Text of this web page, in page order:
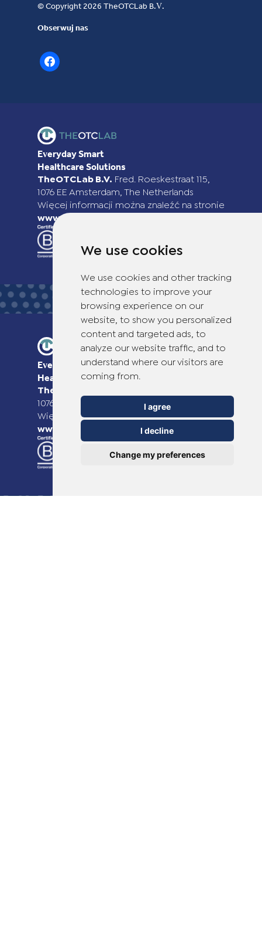
We use cookies
We use cookies and other tracking
technologies to improve your
browsing experience on our
website, to show you personalized
content and targeted ads, to
analyze our website traffic, and to
understand where our visitors are
coming from.
I agree
I decline
Change my preferences
© Copyright 2026 TheOTCLab B.V.
Obserwuj nas
facebook
Everyday Smart
Healthcare Solutions
TheOTCLab B.V. Fred. Roeskestraat 115,
1076 EE Amsterdam, The Netherlands
Więcej informacji można znaleźć na stronie
www.theotclab.com
Everyday Smart
Healthcare Solutions
TheOTCLab B.V.
1076 EE Amsterdam, The Netherlands
Więcej informacji można znaleźć na stronie
www.theotclab.com